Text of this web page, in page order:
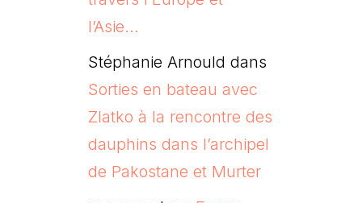
l’Asie…
Stéphanie Arnould dans
Sorties en bateau avec
Zlatko à la rencontre des
dauphins dans l’archipel
de Pakostane et Murter